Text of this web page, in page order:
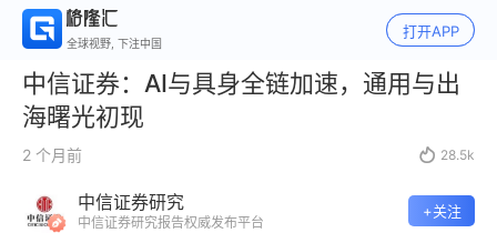
全球视野, 下注中国
打开APP
中信证券：AI与具身全链加速，通用与出
海曙光初现
2 个月前  28.5k
中信证券研究
中信证券研究报告权威发布平台
+关注